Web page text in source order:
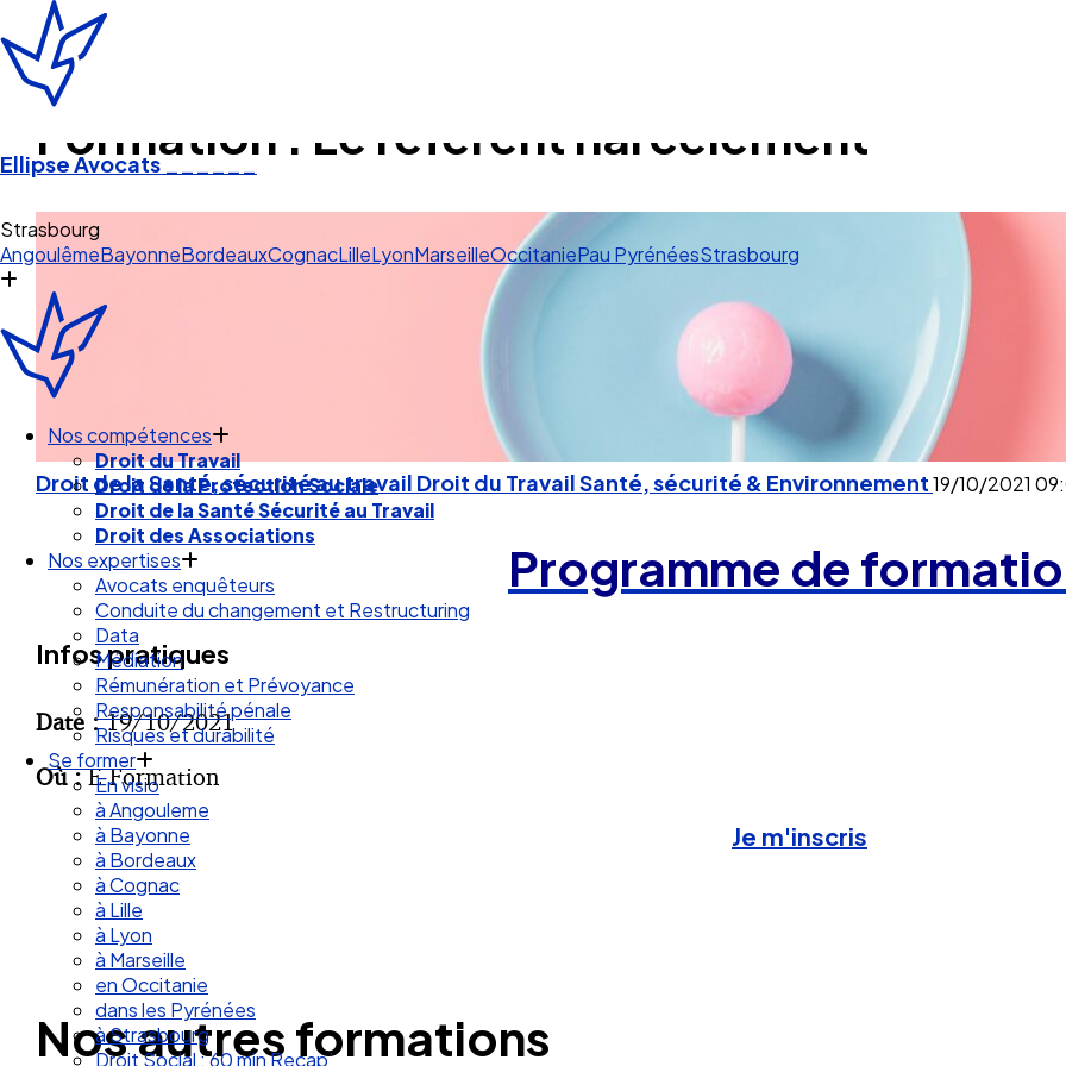
Ellipse Avocats______
Strasbou
AngoulêmeBayonneBordeauxCognacLilleLyonMarseilleOccitaniePau PyrénéesStrasbourg
Nos compétences
Droit du Travail
Droit de la Protection Sociale
Droit de la Santé Sécurité au Travail
Droit des Associations
Nos expertises
Avocats enquêteurs
Conduite du changement et Restructuring
Data
Médiation
Rémunération et Prévoyance
Responsabilité pénale
Risques et durabilité
Se former
En visio
à Angouleme
à Bayonne
à Bordeaux
à Cognac
à Lille
à Lyon
à Marseille
en Occitanie
dans les Pyrénées
à Strasbourg
Droit Social : 60 min Recap’
Formation : Le référent harcèlement
Droit de la Santé, sécurité au travail Droit du TravailSanté, sécurité & Environnement19/10/2021
Programme de
Infos pratiques
Date :19/10/2021
Où :E Formation
Je m'inscris
Nos autres formations